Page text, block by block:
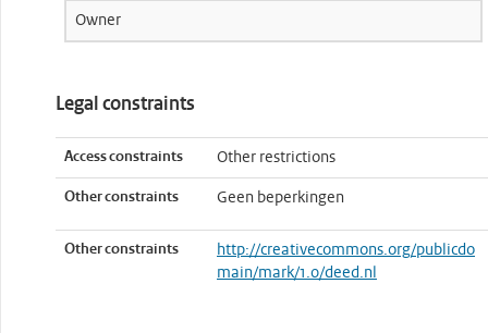
Owner
Legal constraints
Access constraints Other restrictions
Other constraints Geen beperkingen
Other constraints
http://creativecommons.org/publicdo
main/mark/1.0/deed.nl